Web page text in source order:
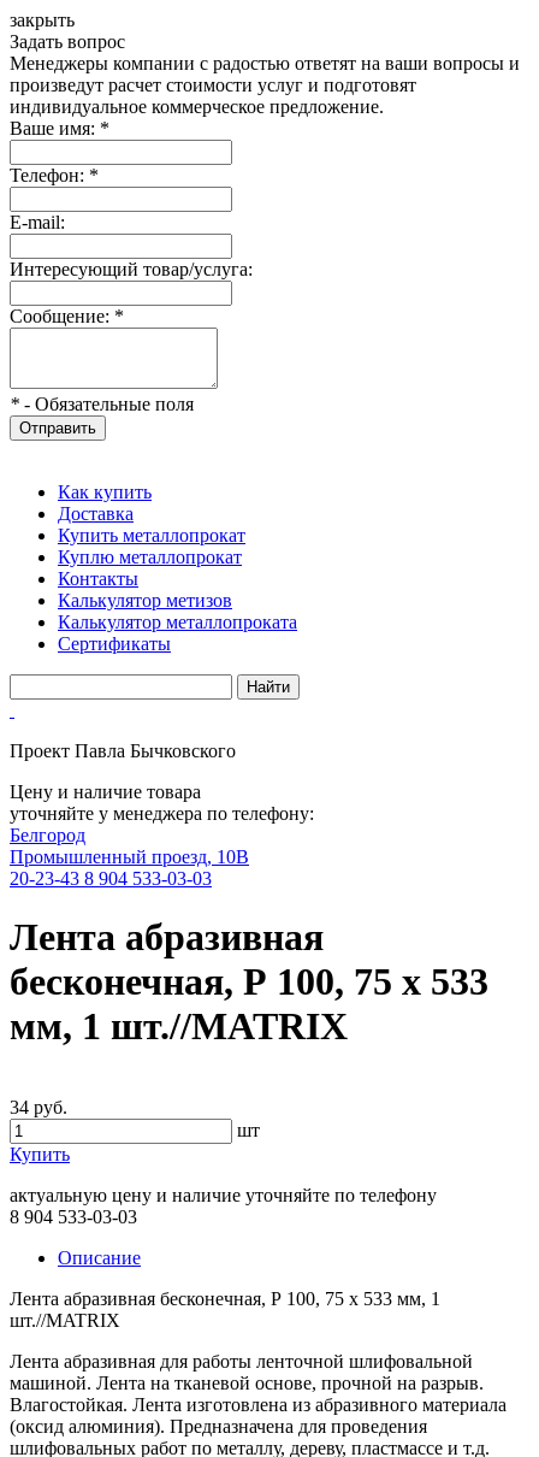
закрыть
Задать вопрос
Менеджеры компании с радостью ответят на ваши вопросы и
произведут расчет стоимости услуг и подготовят
индивидуальное коммерческое предложение.
Ваше имя: *
Телефон: *
E-mail:
Интересующий товар/услуга:
Сообщение: *
* - Обязательные поля
Отправить
Как купить
Доставка
Купить металлопрокат
Куплю металлопрокат
Контакты
Калькулятор метизов
Калькулятор металлопроката
Сертификаты
Проект Павла Бычковского
Цену и наличие товара
уточняйте у менеджера по телефону:
Белгород
Промышленный проезд, 10В
20-23-43 8 904 533-03-03
Лента абразивная
бесконечная, Р 100, 75 х 533
мм, 1 шт.//MATRIX
34 руб.
шт
Купить
актуальную цену и наличие уточняйте по телефону
8 904 533-03-03
Описание
Лента абразивная бесконечная, Р 100, 75 х 533 мм, 1
шт.//MATRIX
Лента абразивная для работы ленточной шлифовальной
машиной. Лента на тканевой основе, прочной на разрыв.
Влагостойкая. Лента изготовлена из абразивного материала
(оксид алюминия). Предназначена для проведения
шлифовальных работ по металлу, дереву, пластмассе и т.д.